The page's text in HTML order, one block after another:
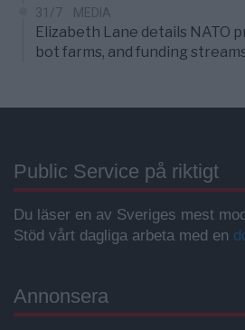
31/7 MEDIA
Elizabeth Lane details NATO
bot farms, and funding
Public Service på riktigt
Du läser en av Sveriges mest
Stöd vårt dagliga arbeta med en
Annonsera